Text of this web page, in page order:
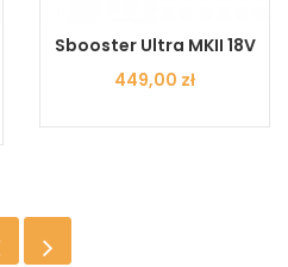
Sbooster Ultra MKII 18V
Cena
449,00 zł